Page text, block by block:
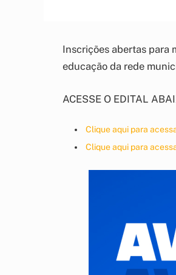
Inscrições abertas para
educação da rede
ACESSE O EDITAL
Clique aqui para
Clique aqui para